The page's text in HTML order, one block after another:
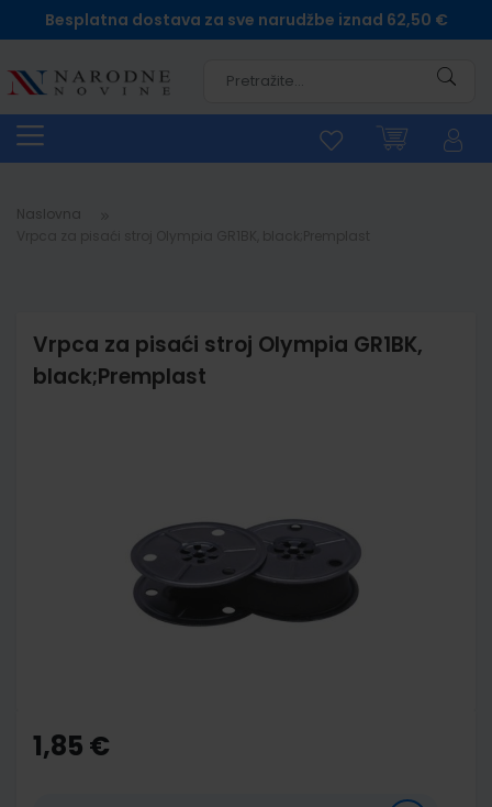
Besplatna dostava za sve narudžbe iznad 62,50 €
Naslovna
Vrpca za pisaći stroj Olympia GR1BK,
black;Premplast
the
beginning
1,85 €